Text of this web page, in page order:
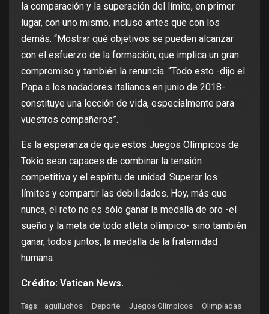
la comparación y la superación del límite, en primer
lugar, con uno mismo, incluso antes que con los
demás. “Mostrar qué objetivos se pueden alcanzar
con el esfuerzo de la formación, que implica un gran
compromiso y también la renuncia. “Todo esto -dijo el
Papa a los nadadores italianos en junio de 2018-
constituye una lección de vida, especialmente para
vuestros compañeros”.
Es la esperanza de que estos Juegos Olímpicos de
Tokio sean capaces de combinar la tensión
competitiva y el espíritu de unidad. Superar los
límites y compartir las debilidades. Hoy, más que
nunca, el reto no es sólo ganar la medalla de oro -el
sueño y la meta de todo atleta olímpico- sino también
ganar, todos juntos, la medalla de la fraternidad
humana.
Crédito: Vatican News.
Tags: aguiluchos Deporte Juegos Olimpicos
Olimpiadas